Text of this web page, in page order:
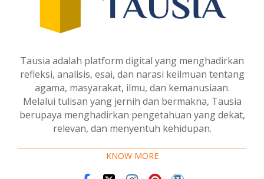
Tausia adalah platform digital yang menghadirkan
refleksi, analisis, esai, dan narasi keilmuan tentang
agama, masyarakat, ilmu, dan kemanusiaan.
Melalui tulisan yang jernih dan bermakna, Tausia
berupaya menghadirkan pengetahuan yang dekat,
relevan, dan menyentuh kehidupan.
KNOW MORE